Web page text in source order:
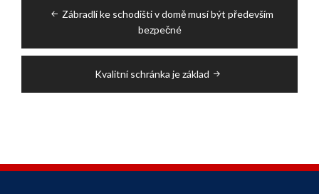
navigation
Zábradlí ke schodišti v domě musí být především
bezpečné
Kvalitní schránka je základ